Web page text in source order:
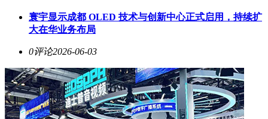
寰宇显示成都 OLED 技术与创新中心正式启用，持续扩
大在华业务布局
0评论2026-06-03